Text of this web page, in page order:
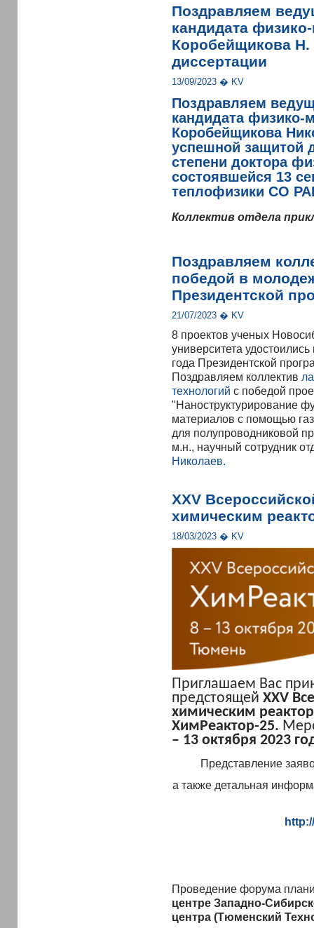
Поздравляем
кандидата
Коробейщикова Н.
диссертации
13/09/2023 � KV
Поздравляем
кандидата физико-
Коробейщикова
успешной защитой
степени доктора
состоявшейся 13
теплофизики СО
Коллектив отдела
Поздравляем
победой в
Президентской
21/07/2023 � KV
8 проектов ученых
университета
года Президентской
Поздравляем коллектив
технологий с победой
"Наноструктурирование
материалов с помощью
для полупроводниковой
м.н., научный сотрудник
Николаев.
XXV
химическим
18/03/2023 � KV
Приглашаем Вас
предстоящей XXV
химическим
ХимРеактор-25.
– 13 октября 2023
Представление
а также детальная
Проведение форума
центре Западно-
центра(Тюменский